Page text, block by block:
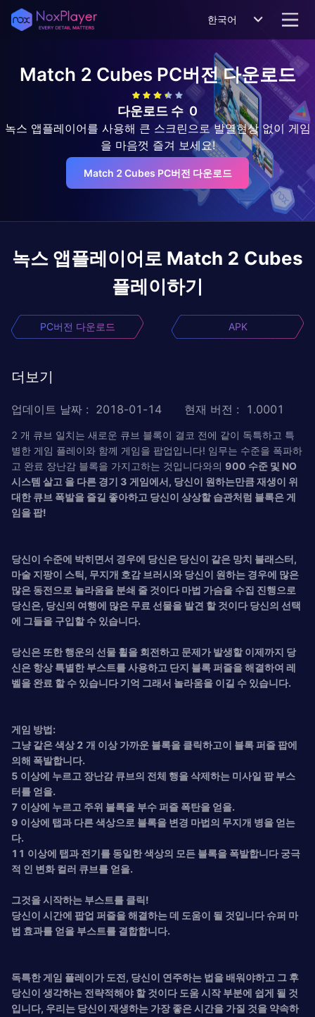
한국어
Match 2 CubesPC버전 다운로드
다운로드 수 0
녹스 앱플레이어를 사용해 큰 스크린으로 발열현상 없이 게임
을 마음껏 즐겨 보세요!
Match 2 Cubes PC버전 다운로드
녹스 앱플레이어로 Match 2 Cubes
플레이하기
PC버전 다운로드 APK
더보기
업데이트 날짜 : 2018-01-14 현재 버전 : 1.0001
2 개 큐브 일치는 새로운 큐브 블록이 결코 전에 같이 독특하고 특
별한 게임 플레이와 함께 게임을 팝업입니다! 임무는 수준을 폭파하
고 완료 장난감 블록을 가지고하는 것입니다와의 900 수준 및 NO
시스템 살고 을 다른 경기 3 게임에서, 당신이 원하는만큼 재생이 위
대한 큐브 폭발을 즐길 좋아하고 당신이 상상할 습관처럼 블록은 게
임을 팝!
당신이 수준에 박히면서 경우에 당신은 당신이 같은 망치 블래스터,
마술 지팡이 스틱, 무지개 호감 브러시와 당신이 원하는 경우에 많은
많은 동전으로 놀라움을 분쇄 줄 것이다 마법 가슴을 수집 진행으로
당신은, 당신의 여행에 많은 무료 선물을 발견 할 것이다 당신의 선택
에 그들을 구입할 수 있습니다.
당신은 또한 행운의 선물 휠을 회전하고 문제가 발생할 이제까지 당
신은 항상 특별한 부스트를 사용하고 단지 블록 퍼즐을 해결하여 레
벨을 완료 할 수 있습니다 기억 그래서 놀라움을 이길 수 있습니다.
게임 방법:
그냥 같은 색상 2 개 이상 가까운 블록을 클릭하고이 블록 퍼즐 팝에
의해 폭발합니다.
5 이상에 누르고 장난감 큐브의 전체 행을 삭제하는 미사일 팝 부스
터를 얻을.
7 이상에 누르고 주위 블록을 부수 퍼즐 폭탄을 얻을.
9 이상에 탭과 다른 색상으로 블록을 변경 마법의 무지개 병을 얻는
다.
11 이상에 탭과 전기를 동일한 색상의 모든 블록을 폭발합니다 궁극
적 인 변화 컬러 큐브를 얻을.
그것을 시작하는 부스트를 클릭!
당신이 시간에 팝업 퍼즐을 해결하는 데 도움이 될 것입니다 슈퍼 마
법 효과를 얻을 부스트를 결합합니다.
독특한 게임 플레이가 도전, 당신이 연주하는 법을 배워야하고 그 후
당신이 생각하는 전략적해야 할 것이다 도움 시작 부분에 쉽게 될 것
입니다, 우리는 당신이 재생하는 가장 좋은 시간을 가질 것을 약속하